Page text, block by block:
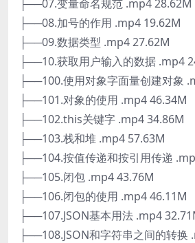
├──07.变量命名规范 .mp4 28.62M
├──08.加号的作用 .mp4 19.62M
├──09.数据类型 .mp4 27.62M
├──10.获取用户输入的数据 .mp4
├──100.使用对象字面量创建对象
├──101.对象的使用 .mp4 46.34M
├──102.this关键字 .mp4 34.86M
├──103.栈和堆 .mp4 57.63M
├──104.按值传递和按引用传递
├──105.闭包 .mp4 43.76M
├──106.闭包的使用 .mp4 46.11M
├──107.JSON基本用法 .mp4
├──108.JSON和字符串之间的转换